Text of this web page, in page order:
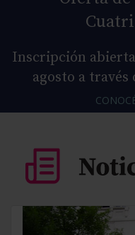
Inscripción
agosto a través